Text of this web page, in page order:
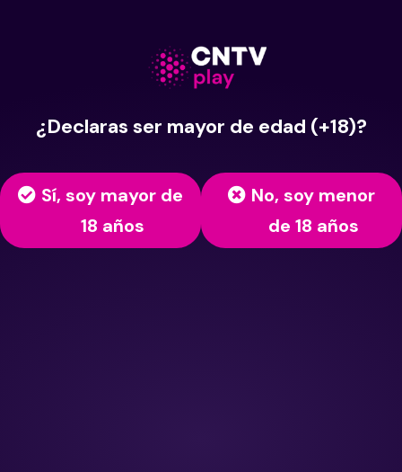
¿Declaras ser mayor de edad (+18)?
Sí, soy mayor de
18 años
No, soy menor
de 18 años